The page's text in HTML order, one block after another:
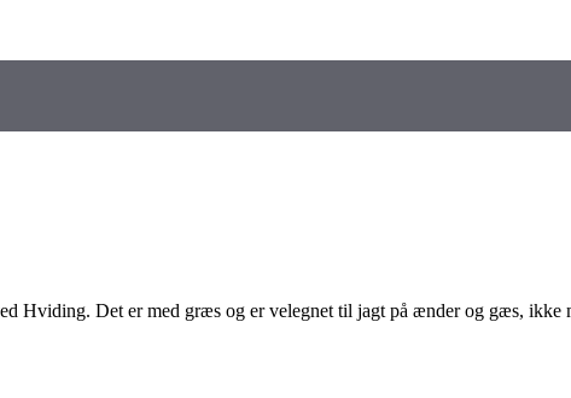
Hviding. Det er med græs og er velegnet til jagt på ænder og gæs, ikke